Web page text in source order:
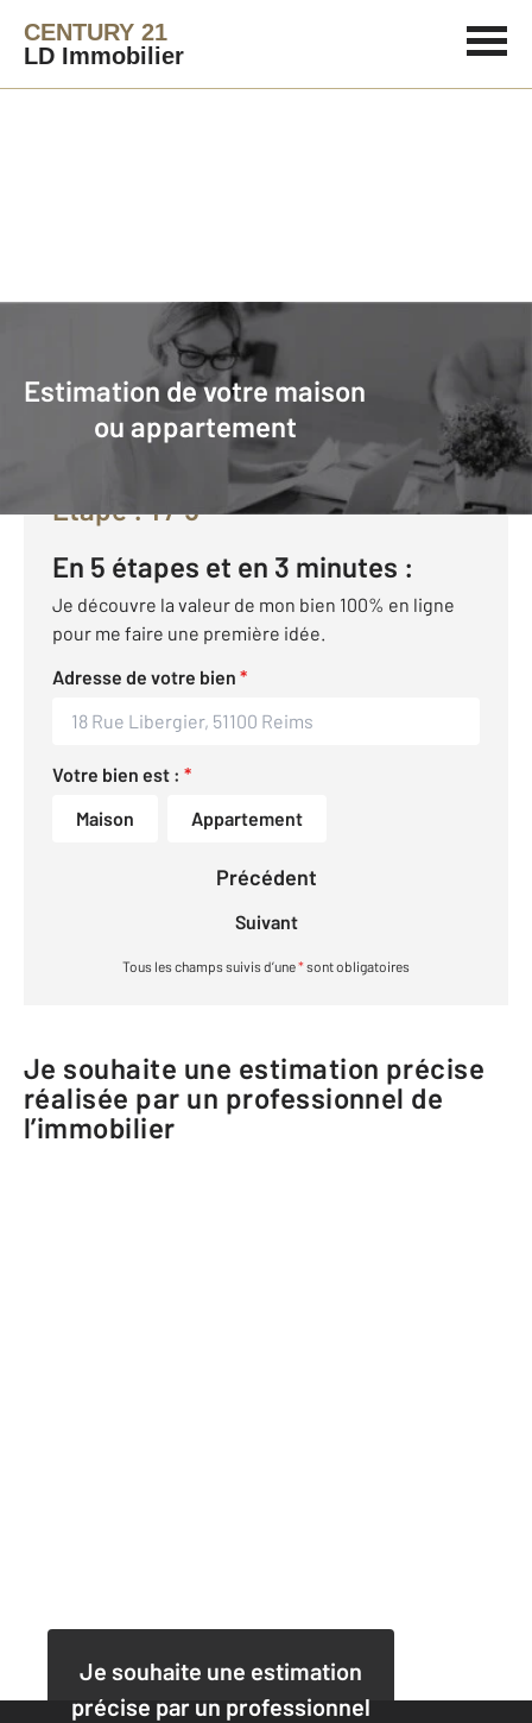
CENTURY 21
LD Immobilier
Estimation de votre maison
ou appartement
Vendre avec CENTURY 21 LD Immobilier
Faire estimer son bien avec
CENTURY 21 :
Etape :1/ 5
En 5 étapes et en 3 minutes :
Je découvre la valeur de mon bien 100% en ligne
pour me faire une première idée.
Adresse de votre bien *
Votre bien est : *
Maison
Appartement
Précédent
Suivant
Tous les champs suivis d’une*sont obligatoires
Je souhaite une estimation précise
réalisée par un professionnel de
l’immobilier
Je souhaite une estimation
précise par un professionnel